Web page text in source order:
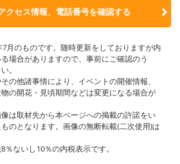
クセス情報、電話番号を確認する
月のものです。随時更新をしておりますが内
場合がありますので、事前にご確認のう
。
の他諸事情により、イベントの開催情報、
の開花・見頃期間などは変更になる場合が
は取材先から本ページへの掲載の許諾をい
のとなります。画像の無断転載(二次使用)は
ないし10％の内税表示です。